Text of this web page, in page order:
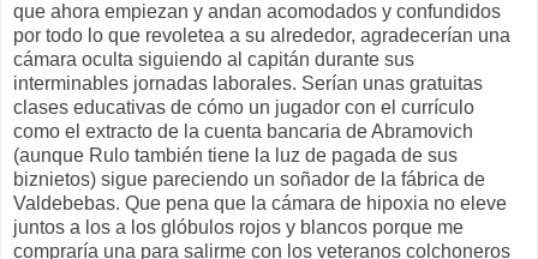
que ahora empiezan y andan acomodados y confundidos
por todo lo que revoletea a su alrededor, agradecerían una
cámara oculta siguiendo al capitán durante sus
interminables jornadas laborales. Serían unas gratuitas
clases educativas de cómo un jugador con el currículo
como el extracto de la cuenta bancaria de Abramovich
(aunque Rulo también tiene la luz de pagada de sus
biznietos) sigue pareciendo un soñador de la fábrica de
Valdebebas. Que pena que la cámara de hipoxia no eleve
juntos a los a los glóbulos rojos y blancos porque me
compraría una para salirme con los veteranos colchoneros